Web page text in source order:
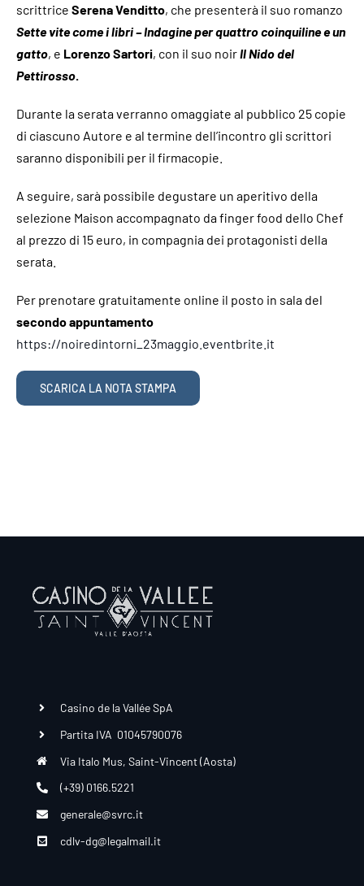
scrittrice Serena Venditto, che presenterà il suo romanzo
Sette vite come i libri – Indagine per quattro coinquiline e un
gatto, e Lorenzo Sartori, con il suo noir Il Nido del
Pettirosso.
Durante la serata verranno omaggiate al pubblico 25 copie
di ciascuno Autore e al termine dell’incontro gli scrittori
saranno disponibili per il firmacopie.
A seguire, sarà possibile degustare un aperitivo della
selezione Maison accompagnato da finger food dello Chef
al prezzo di 15 euro, in compagnia dei protagonisti della
serata.
Per prenotare gratuitamente online il posto in sala del
secondo appuntamento
https://noiredintorni_23maggio.eventbrite.it
SCARICA LA NOTA STAMPA
Casino de la Vallée SpA
Partita IVA 01045790076
Via Italo Mus, Saint-Vincent (Aosta)
(+39) 0166.5221
generale@svrc.it
cdlv-dg@legalmail.it